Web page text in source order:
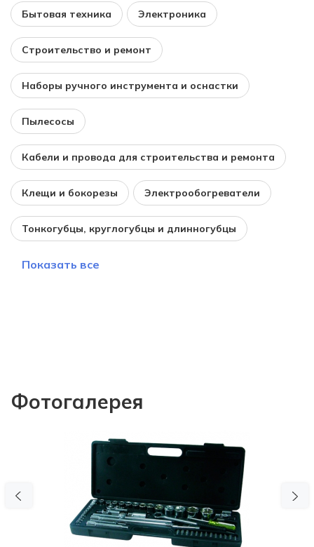
Бытовая техника Электроника
Строительство и ремонт
Наборы ручного инструмента и оснастки
Пылесосы
Кабели и провода для строительства и ремонта
Клещи и бокорезы Электрообогреватели
Тонкогубцы, круглогубцы и длинногубцы
Показать все
Фотогалерея